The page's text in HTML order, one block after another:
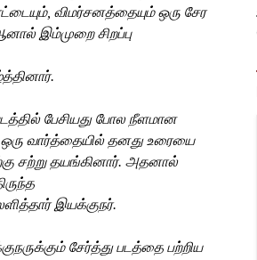
, விமர்சனத்தையும் ஒரு சேர
இம்முறை சிறப்பு
.
பேசியது போல நீளமான
ஒரு வார்த்தையில் தனது உரையை
சற்று தயங்கினார். அதனால்
இயக்குநர்.
சேர்த்து படத்தை பற்றிய